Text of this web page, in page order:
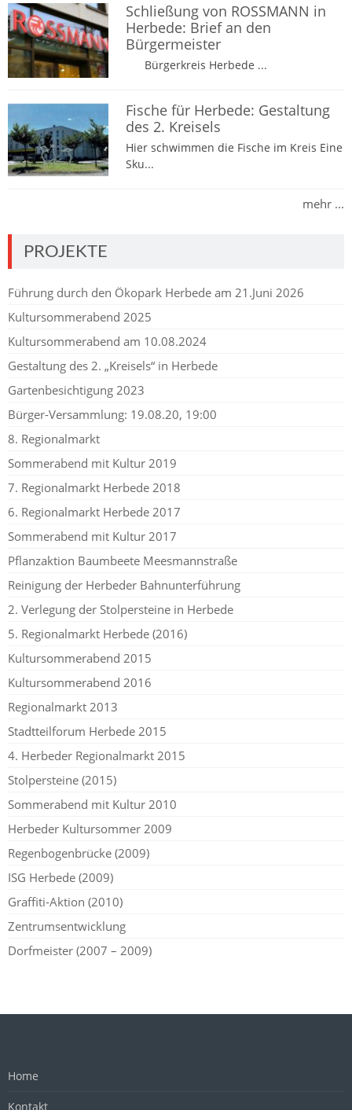
Schließung von ROSSMANN in
Herbede: Brief an den
Bürgermeister
Bürgerkreis Herbede ...
Fische für Herbede: Gestaltung
des 2. Kreisels
Hier schwimmen die Fische im Kreis Eine
Sku...
mehr ...
PROJEKTE
Führung durch den Ökopark Herbede am 21.Juni 2026
Kultursommerabend 2025
Kultursommerabend am 10.08.2024
Gestaltung des 2. „Kreisels“ in Herbede
Gartenbesichtigung 2023
Bürger-Versammlung: 19.08.20, 19:00
8. Regionalmarkt
Sommerabend mit Kultur 2019
7. Regionalmarkt Herbede 2018
6. Regionalmarkt Herbede 2017
Sommerabend mit Kultur 2017
Pflanzaktion Baumbeete Meesmannstraße
Reinigung der Herbeder Bahnunterführung
2. Verlegung der Stolpersteine in Herbede
5. Regionalmarkt Herbede (2016)
Kultursommerabend 2015
Kultursommerabend 2016
Regionalmarkt 2013
Stadtteilforum Herbede 2015
4. Herbeder Regionalmarkt 2015
Stolpersteine (2015)
Sommerabend mit Kultur 2010
Herbeder Kultursommer 2009
Regenbogenbrücke (2009)
ISG Herbede (2009)
Graffiti-Aktion (2010)
Zentrumsentwicklung
Dorfmeister (2007 – 2009)
Home
Kontakt